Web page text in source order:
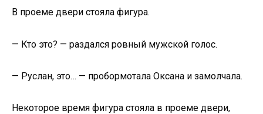
В проеме двери стояла фигура.
— Кто это? — раздался ровный мужской голос.
— Руслан, это… — пробормотала Оксана и замолчала.
Некоторое время фигура стояла в проеме двери,